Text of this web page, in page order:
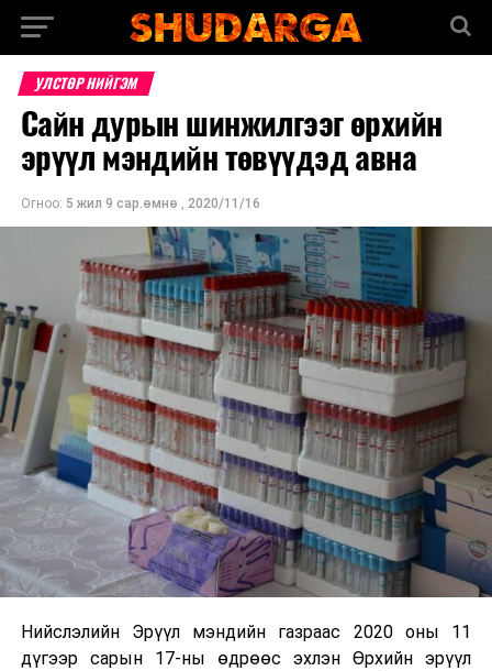
УЛСТӨР НИЙГЭМ
Сайн дурын шинжилгээг өрхийн
эрүүл мэндийн төвүүдэд авна
Огноо: 5 жил 9 сар.өмнө , 2020/11/16
Нийслэлийн Эрүүл мэндийн газраас 2020 оны 11
дүгээр сарын 17-ны өдрөөс эхлэн Өрхийн эрүүл